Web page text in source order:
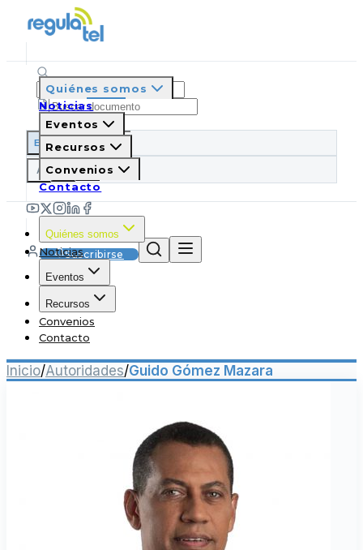
ES IT
A A A
Suscribirse
Quiénes somos
Noticias
Eventos
Recursos
Convenios
Contacto
Quiénes somos
Noticias
Eventos
Recursos
Convenios
Contacto
Inicio/Autoridades/Guido Gómez Mazara